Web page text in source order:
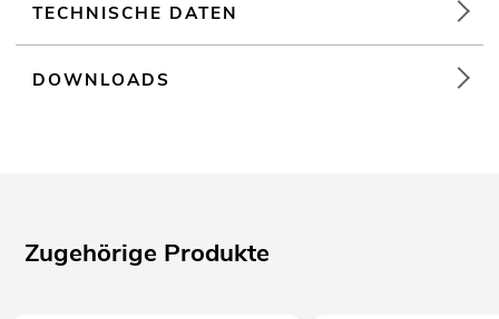
TECHNISCHE DATEN
DOWNLOADS
Zugehörige Produkte